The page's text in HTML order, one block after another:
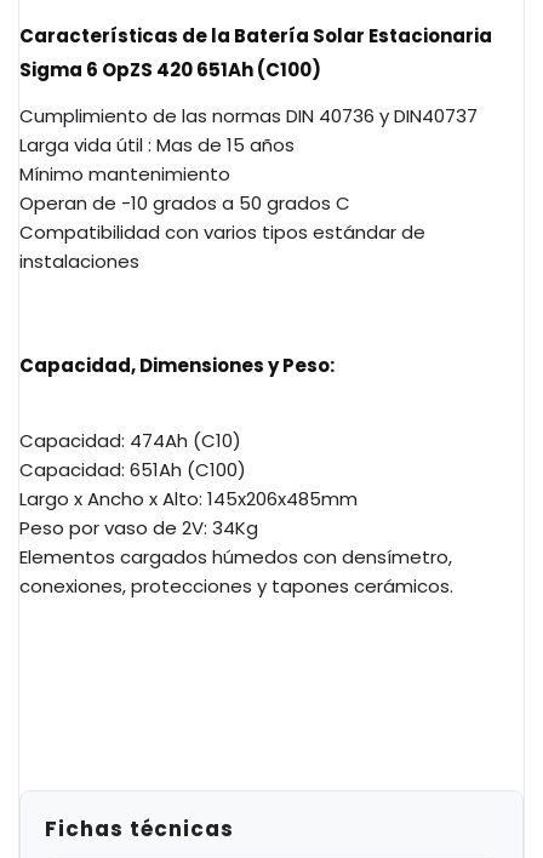
Características de la Batería Solar Estacionaria
Sigma 6 OpZS 420 651Ah (C100)
Cumplimiento de las normas DIN 40736 y DIN40737
Larga vida útil : Mas de 15 años
Mínimo mantenimiento
Operan de -10 grados a 50 grados C
Compatibilidad con varios tipos estándar de
instalaciones
Capacidad, Dimensiones y Peso:
Capacidad: 474Ah (C10)
Capacidad: 651Ah (C100)
Largo x Ancho x Alto: 145x206x485mm
Peso por vaso de 2V: 34Kg
Elementos cargados húmedos con densímetro,
conexiones, protecciones y tapones cerámicos.
Fichas técnicas